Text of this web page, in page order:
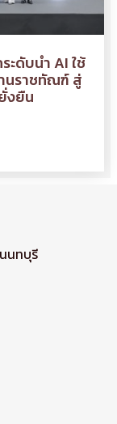
ะดับนำ AI ใช้
นราชทัณฑ์ สู่
งยืน
นทบุรี